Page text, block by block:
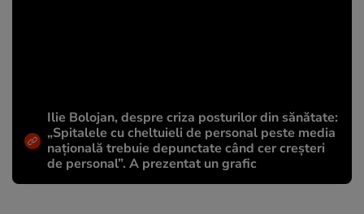
Ilie Bolojan, despre criza posturilor din sănătate:
„Spitalele cu cheltuieli de personal peste media
națională trebuie depunctate când cer creșteri
de personal”. A prezentat un grafic